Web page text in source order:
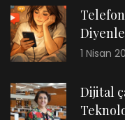
1 Nisan
Dijital